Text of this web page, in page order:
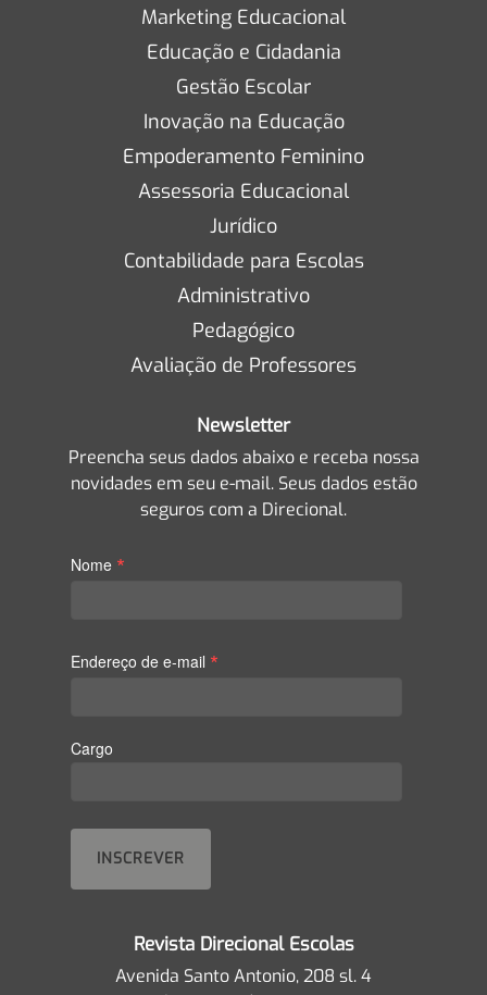
Marketing Educacional
Educação e Cidadania
Gestão Escolar
Inovação na Educação
Empoderamento Feminino
Assessoria Educacional
Jurídico
Contabilidade para Escolas
Administrativo
Pedagógico
Avaliação de Professores
Newsletter
Preencha seus dados abaixo e receba nossa
novidades em seu e-mail. Seus dados estão
seguros com a Direcional.
Nome *
Endereço de e-mail *
Cargo
Revista Direcional Escolas
Avenida Santo Antonio, 208 sl. 4